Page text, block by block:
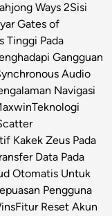
Ways 2Sisi
Gates of
Tinggi Pada
Gangguan
Audio
Navigasi
Teknologi
Kakek Zeus Pada
Data Pada
Otomatis Untuk
Pengguna
Fitur Reset Akun